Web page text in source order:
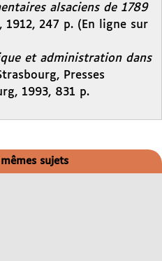
alsaciens de 1789
1912, 247 p. (En ligne sur
et administration dans
Presses
1993, 831 p.
sujets